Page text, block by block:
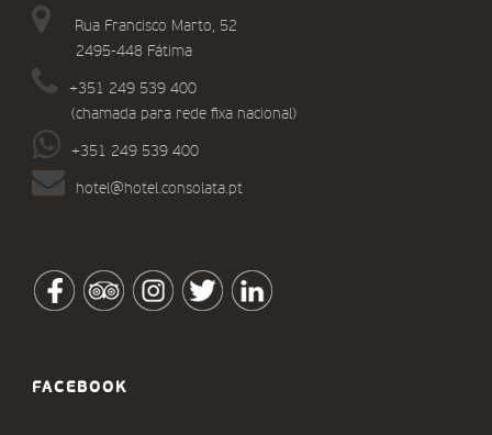
Rua Francisco Marto, 52
2495-448 Fátima
+351 249 539 400
(chamada para rede fixa nacional)
+351 249 539 400
hotel@hotel.consolata.pt
FACEBOOK